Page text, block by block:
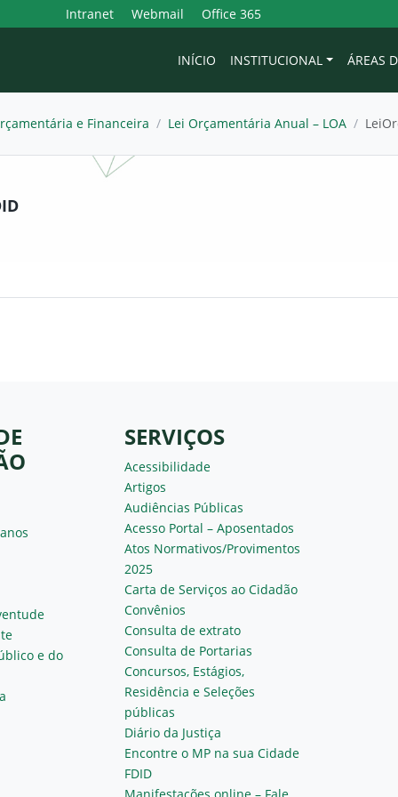
Intranet Webmail Office 365
INÍCIO INSTITUCIONAL ÁREAS
e Financeira / Lei Orçamentária Anual – LOA /
e do
SERVIÇOS
Acessibilidade
Artigos
Audiências Públicas
Acesso Portal – Aposentados
Atos Normativos/Provimentos
2025
Carta de Serviços ao Cidadão
Convênios
Consulta de extrato
Consulta de Portarias
Concursos, Estágios,
Residência e Seleções
públicas
Diário da Justiça
Encontre o MP na sua Cidade
FDID